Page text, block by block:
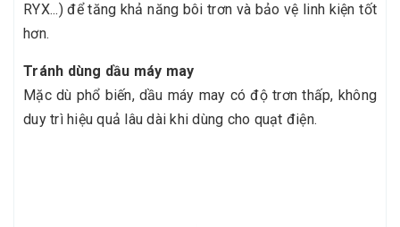
RYX...) để tăng khả năng bôi trơn và bảo vệ linh kiện tốt
hơn.
Tránh dùng dầu máy may
Mặc dù phổ biến, dầu máy may có độ trơn thấp, không
duy trì hiệu quả lâu dài khi dùng cho quạt điện.